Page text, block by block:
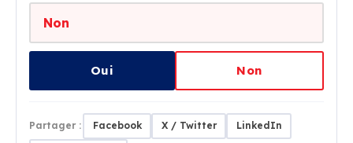
Non
Oui Non
Partager : Facebook X / Twitter LinkedIn